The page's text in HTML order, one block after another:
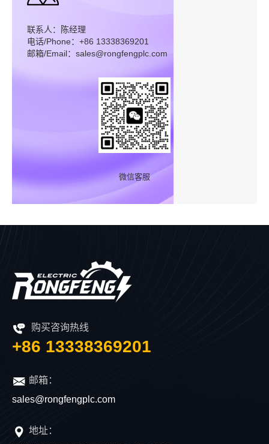
联系人：陈经理
电话/Phone：+86 13338369201
邮箱/Email：sales@rongfengplc.com
微信客服
购买咨询热线
+86 13338369201
邮箱：
sales@rongfengplc.com
地址：